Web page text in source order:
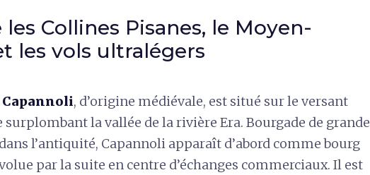
les Collines Pisanes, le Moyen-
les vols ultralégers
Capannoli, d’origine médiévale, est situé sur le versant
surplombant la vallée de la rivière Era. Bourgade de grande
l’antiquité, Capannoli apparaît d’abord comme bourg
par la suite en centre d’échanges commerciaux. Il est